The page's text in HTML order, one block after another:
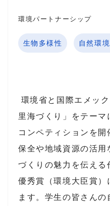
環境パートナーシップ
生物多様性 自然環
環境省と国際エメッ
里海づくり」をテー
コンペティションを
保全や地域資源の活
づくりの魅力を伝える
優秀賞（環境大臣賞）
ます。学生の皆さん